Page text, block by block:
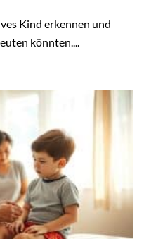
Kind erkennen und
könnten....